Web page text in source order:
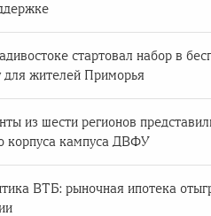
стартовал набор в
для жителей Приморья
из шести регионов
корпуса кампуса ДВФУ
ВТБ: рыночная ипотека